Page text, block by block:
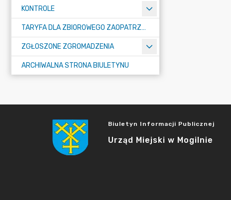
KONTROLE
TARYFA DLA ZBIOROWEGO ZAOPATRZENIA W WODĘ I ZBIOROWEGO ODPROWADZANIA ŚCIEKÓW
ZGŁOSZONE ZGROMADZENIA
ARCHIWALNA STRONA BIULETYNU
Biuletyn Informacji Publicznej
Urząd Miejski w Mogilnie